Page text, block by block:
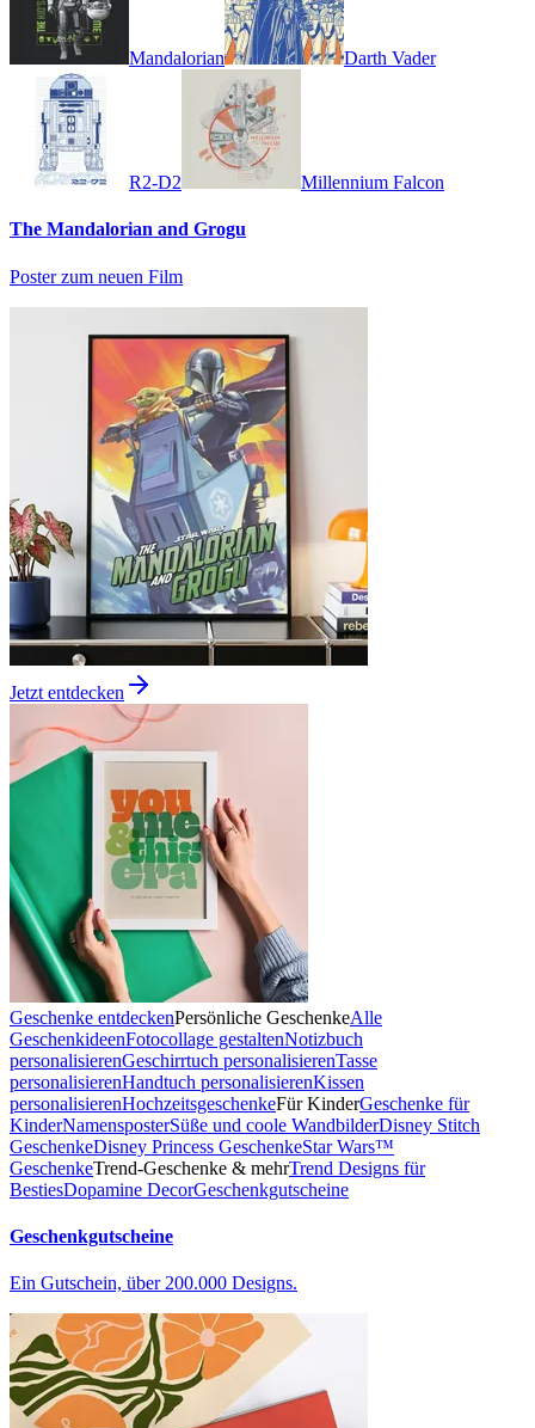
Mandalorian Darth Vader
R2-D2 Millennium Falcon
The Mandalorian and Grogu
Poster zum neuen Film
Jetzt entdecken
Geschenke entdeckenPersönliche GeschenkeAlle
GeschenkideenFotocollage gestaltenNotizbuch
personalisierenGeschirrtuch personalisierenTasse
personalisierenHandtuch personalisierenKissen
personalisierenHochzeitsgeschenkeFür KinderGeschenke für
KinderNamensposterSüße und coole WandbilderDisney Stitch
GeschenkeDisney Princess GeschenkeStar Wars™
GeschenkeTrend-Geschenke & mehrTrend Designs für
BestiesDopamine DecorGeschenkgutscheine
Geschenkgutscheine
Ein Gutschein, über 200.000 Designs.